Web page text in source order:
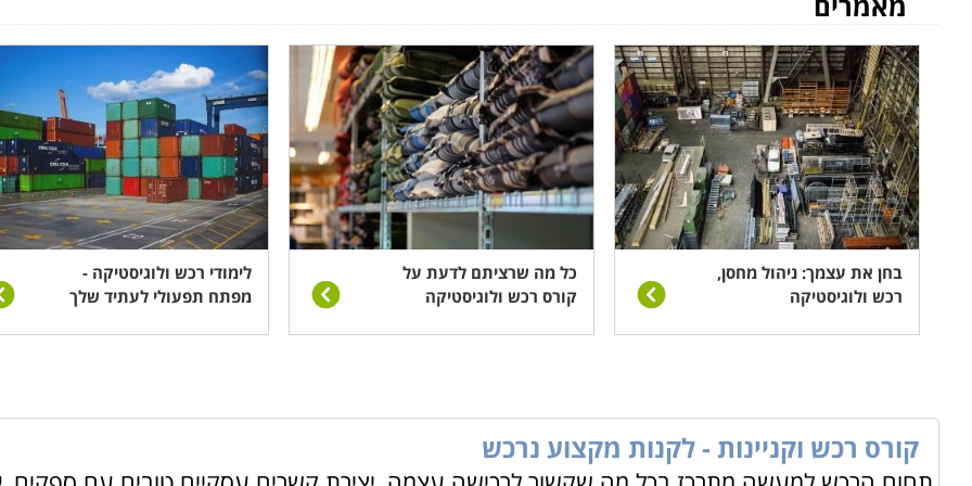
בחן את עצמך: ניהול מחסן,
רכש ולוגיסטיקה
כל מה שרציתם לדעת על
קורס רכש ולוגיסטיקה
לימודי רכש ולוגיסטיקה -
מפתח תפעולי לעתיד שלך
קורס רכש וקניינות - לקנות מקצוע נרכש